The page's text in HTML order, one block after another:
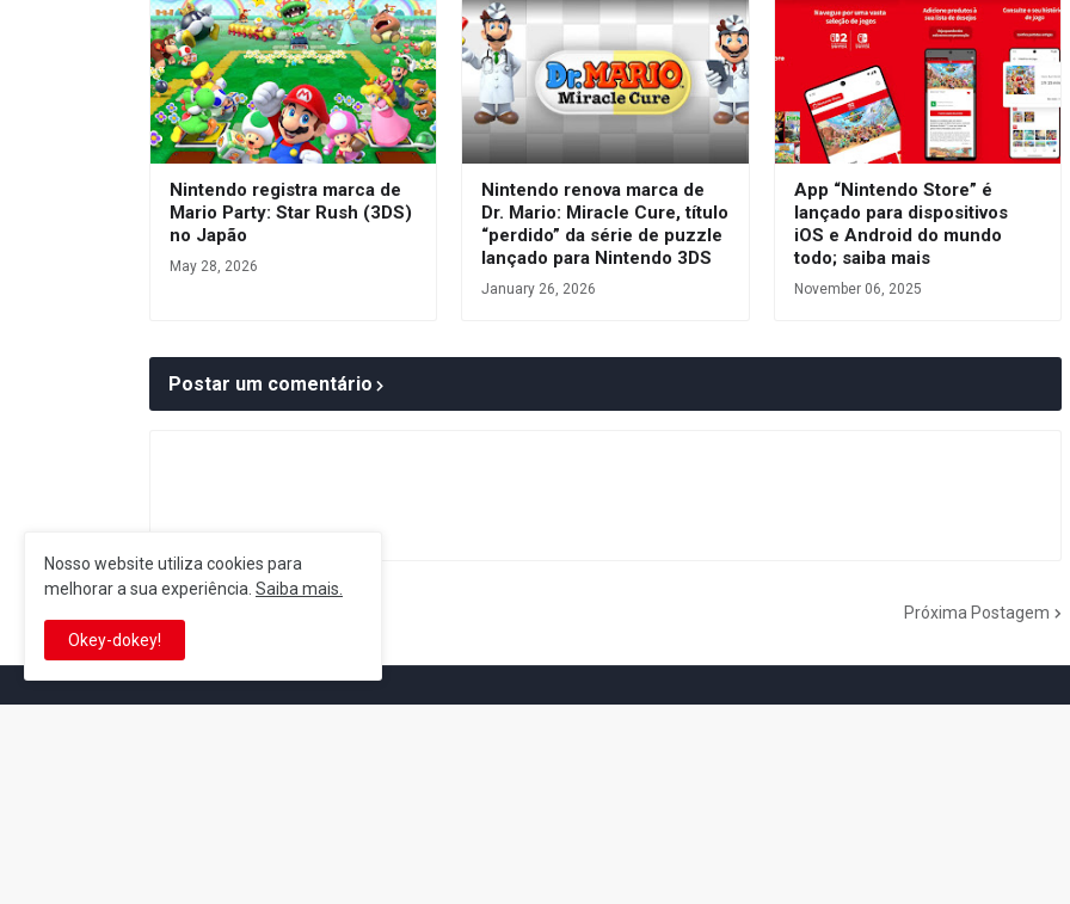
Nintendo registra marca de
Mario Party: Star Rush (3DS)
no Japão
May 28, 2026
Nintendo renova marca de
Dr. Mario: Miracle Cure, título
“perdido” da série de puzzle
lançado para Nintendo 3DS
January 26, 2026
App “Nintendo Store” é
lançado para dispositivos
iOS e Android do mundo
todo; saiba mais
November 06, 2025
Postar um comentário
Próxima Postagem
Nosso website utiliza cookies para
melhorar a sua experiência. Saiba mais.
Okey-dokey!